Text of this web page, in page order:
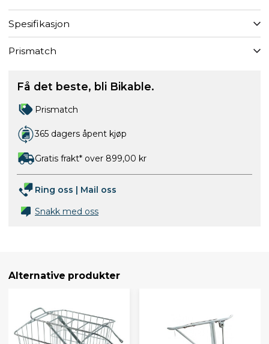
Spesifikasjon
Prismatch
Få det beste, bli Bikable.
Prismatch
365 dagers åpent kjøp
Gratis frakt* over 899,00 kr
Ring oss | Mail oss
Snakk med oss
Alternative produkter